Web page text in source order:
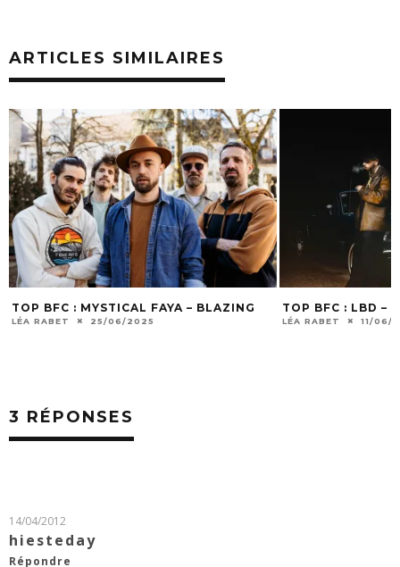
ARTICLES SIMILAIRES
TOP BFC : MYSTICAL FAYA – BLAZING
LÉA RABET 25/06/2025
TOP BFC : LBD –
LÉA RABET 11/06/
3 RÉPONSES
14/04/2012
hiesteday
Répondre